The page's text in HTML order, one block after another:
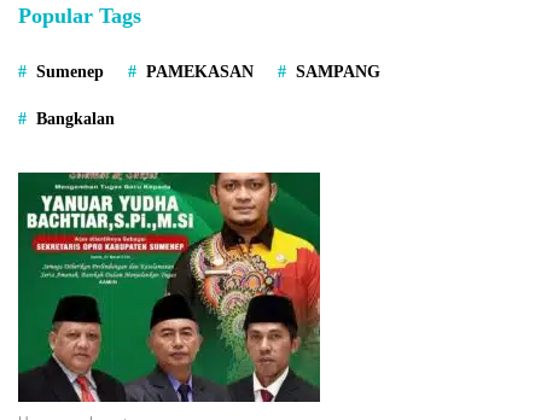
Popular Tags
Sumenep PAMEKASAN SAMPANG
Bangkalan